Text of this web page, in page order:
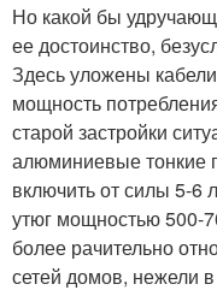
Но какой бы
ее достоинство,
Здесь уложены
мощность
старой застройки
алюминиевые тонкие
включить от силы 5-6
утюг мощностью 500-
более рачительно
сетей домов, нежели